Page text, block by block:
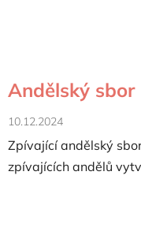
Andělský sbor
10.12.2024
Zpívající andělský
zpívajících andělů